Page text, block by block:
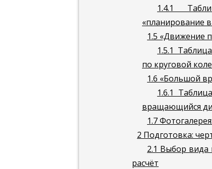
1.4.1
«планирование
1.5 «Движение
1.5.1
по круговой
1.6 «Большой
1.6.1
вращающийся
1.7
2 Подготовка:
2.1 Выбор вида
расчёт